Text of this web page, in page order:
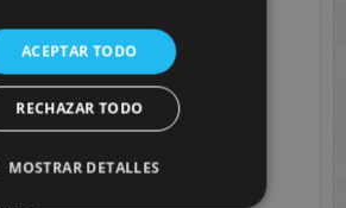
electrónico y web en este
vez que comente.
ACEPTAR TODO
RECHAZAR TODO
MOSTRAR DETALLES